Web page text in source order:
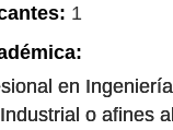
1
en
o afines